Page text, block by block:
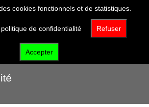
cookies fonctionnels et de statistiques.
de confidentialité Refuser
Accepter